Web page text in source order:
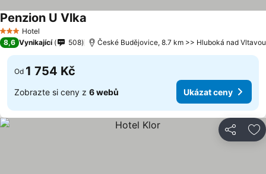
3 Počet hvězdiček
Hotel
Penzion U Vlka
8,6 Vynikající 508 České Budějovice, 8.7 km >> Hluboká nad Vltavou
Od 1 754 Kč
Zobrazte si ceny z 6 webů Ukázat ceny
Sdílet